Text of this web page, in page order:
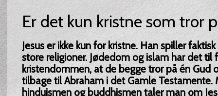
Er det kun kristne som tror
Jesus er ikke kun for kristne. Han spiller
store religioner. Jødedom og islam har det
kristendommen, at de begge tror på én Gud
tilbage til Abraham i det Gamle Testamente.
hinduismen og buddhismen taler man om